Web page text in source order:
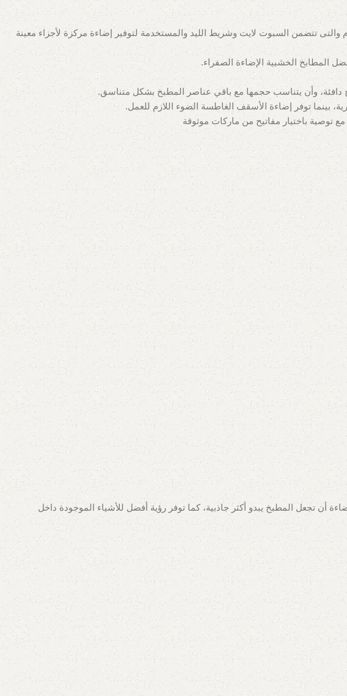
والتى تتضمن السبوت لايت وشريط الليد والمستخدمة لتوفير إضاءة مركزة لأجزاء معينة
المطابخ الخشبية الإضاءة الصفراء.
دافئة، وأن يتناسب حجمها مع باقي عناصر المطبخ بشكل متناسق.
بينما توفر إضاءة الأسقف الغاطسة الضوء اللازم للعمل.
توصية باختيار مفاتيح من ماركات موثوقة
أن تجعل المطبخ يبدو أكثر جاذبية، كما توفر رؤية أفضل للأشياء الموجودة داخل